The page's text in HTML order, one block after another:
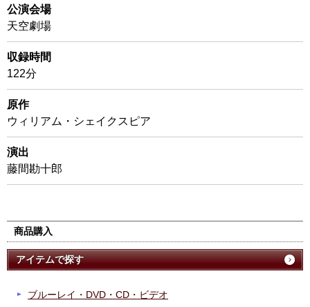
公演会場
天空劇場
収録時間
122分
原作
ウィリアム・シェイクスピア
演出
藤間勘十郎
商品購入
アイテムで探す
ブルーレイ・DVD・CD・ビデオ